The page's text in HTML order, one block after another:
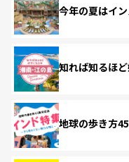
今年の夏はイ
知れば知るほ
地球の歩き方